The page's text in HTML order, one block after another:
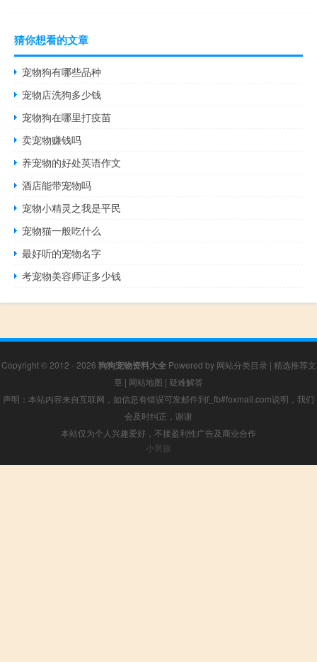
猜你想看的文章
宠物狗有哪些品种
宠物店洗狗多少钱
宠物狗在哪里打疫苗
卖宠物赚钱吗
养宠物的好处英语作文
酒店能带宠物吗
宠物小精灵之我是平民
宠物猫一般吃什么
最好听的宠物名字
考宠物美容师证多少钱
Copyright © 2012 - 2026 狗狗宠物资料大全Powered by 网站分类目录 | 精选推荐文
章 | 网站地图 | 疑难解答
声明：本站内容来自互联网，如信息有错误可发邮件到f_fb#foxmail.com说明，我们
会及时纠正，谢谢
本站仅为个人兴趣爱好，不接盈利性广告及商业合作
小男孩